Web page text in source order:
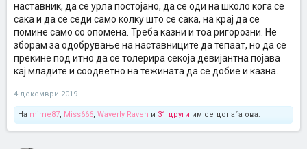
наставник, да се урла постојано, да се оди на школо кога се
сака и да се седи само колку што се сака, на крај да се
помине само со опомена. Треба казни и тоа ригорозни. Не
зборам за одобрување на наставниците да тепаат, но да се
прекине под итно да се толерира секоја девијантна појава
кај младите и соодветно на тежината да се добие и казна.
4 декември 2019
На mime87, Miss666, Waverly Raven и 31 други им се допаѓа ова.